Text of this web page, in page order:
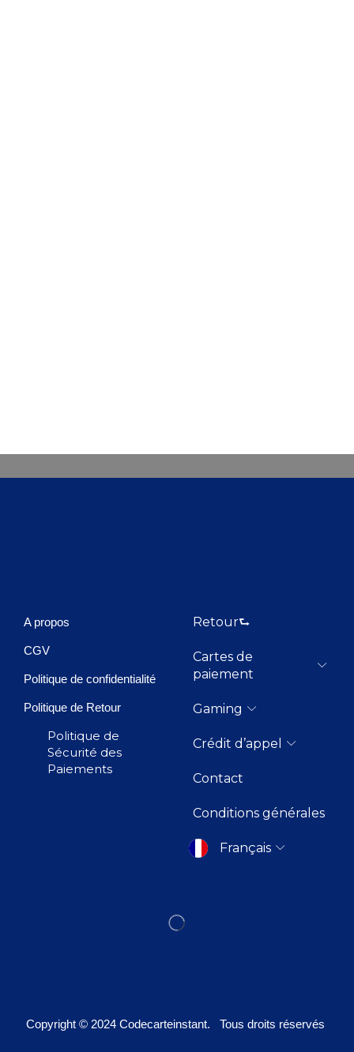
A propos
CGV
Politique de confidentialité
Politique de Retour
Politique de
Sécurité des
Paiements
Retour⮑
Cartes de
paiement
Gaming
Crédit d’appel
Contact
Conditions générales
Français
Copyright © 2024 Codecarteinstant. Tous droits réservés